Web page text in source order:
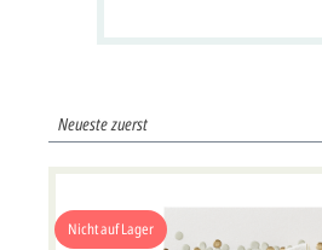
Nicht auf Lager